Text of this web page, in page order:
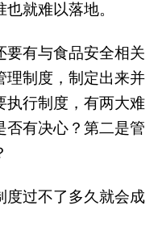
就难以落地。
要有与食品安全相关
理制度，制定出来并
执行制度，有两大难
否有决心？第二是管
度过不了多久就会成